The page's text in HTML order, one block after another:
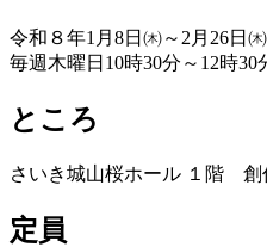
令和８年1月8日㈭～2月26日㈭
毎週木曜日10時30分～12時30
ところ
さいき城山桜ホール １階 創
定員